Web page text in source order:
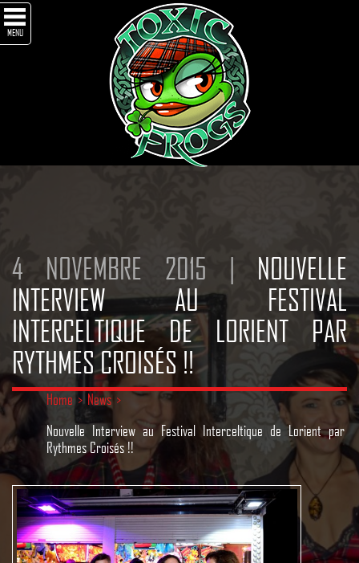
MENU
4 NOVEMBRE 2015 | NOUVELLE
INTERVIEW AU FESTIVAL
INTERCELTIQUE DE LORIENT PAR
RYTHMES CROISÉS !!
Home > News >
Nouvelle Interview au Festival Interceltique de Lorient par
Rythmes Croisés !!